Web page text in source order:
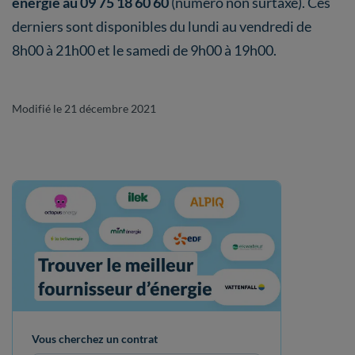
Vous cherchez un contrat
derniers sont disponibles du lundi au vendredi de
8h00 à 21h00 et le samedi de 9h00 à 19h00.
Modifié le 21 décembre 2021